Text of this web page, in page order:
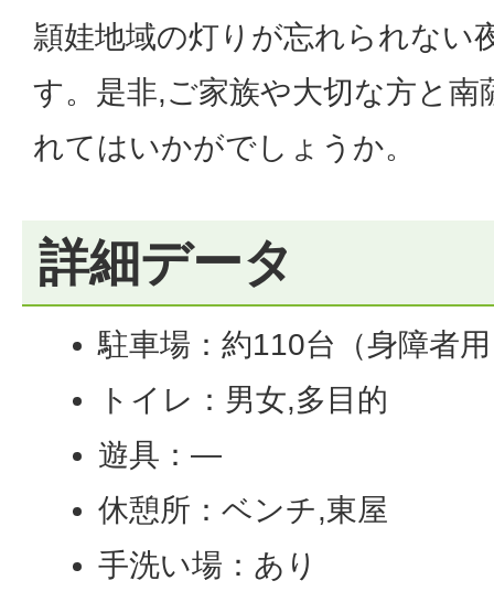
頴娃地域の灯りが忘れられない
す。是非,ご家族や大切な方と南
れてはいかがでしょうか。
詳細データ
駐車場：約110台（身障者
トイレ：男女,多目的
遊具：―
休憩所：ベンチ,東屋
手洗い場：あり